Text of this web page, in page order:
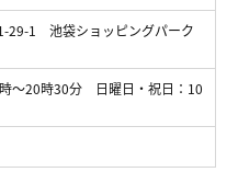
29-1 池袋ショッピングパーク
～20時30分 日曜日・祝日：10